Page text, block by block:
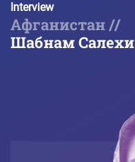
Interview
Афганистан //
Шабнам Салехи